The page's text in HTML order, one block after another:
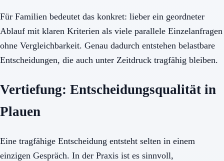
Für Familien bedeutet das konkret: lieber ein geordneter
Ablauf mit klaren Kriterien als viele parallele Einzelanfragen
ohne Vergleichbarkeit. Genau dadurch entstehen belastbare
Entscheidungen, die auch unter Zeitdruck tragfähig bleiben.
Vertiefung: Entscheidungsqualität in
Plauen
Eine tragfähige Entscheidung entsteht selten in einem
einzigen Gespräch. In der Praxis ist es sinnvoll,